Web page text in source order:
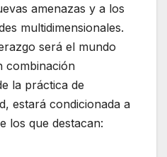
amenazas y a los
multidimensionales.
será el mundo
combinación
la práctica de
estará condicionada a
los que destacan: